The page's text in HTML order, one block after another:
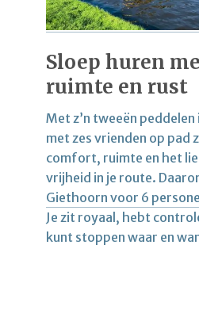
Sloep huren
ruimte en rust
Met z’n tweeën
met zes vrienden op pad
comfort, ruimte en het
vrijheid in je route.
Giethoorn voor 6
Je zit royaal, hebt
kunt stoppen waar en